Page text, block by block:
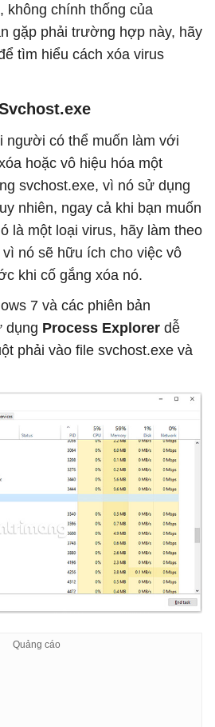
không chính thống của
gặp phải trường hợp này, hãy
tìm hiểu cách xóa virus
người có thể muốn làm với
hoặc vô hiệu hóa một
svchost.exe, vì nó sử dụng
nhiên, ngay cả khi bạn muốn
là một loại virus, hãy làm theo
nó sẽ hữu ích cho việc vô
khi cố gắng xóa nó.
7 và các phiên bản
dụng Process Explorer dễ
phải vào file svchost.exe và